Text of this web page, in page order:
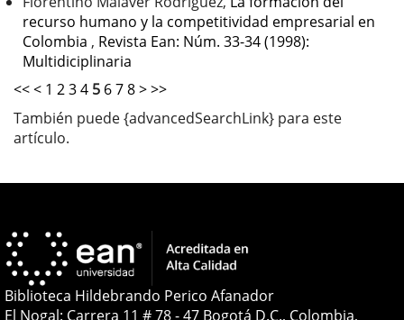
recurso humano y la competitividad empresarial en
Colombia , Revista Ean: Núm. 33-34 (1998):
Multidiciplinaria
<<< 1 234 5 678>>>
También puede {advancedSearchLink} para este
artículo.
Biblioteca Hildebrando Perico Afanador
El Nogal: Carrera 11 # 78 - 47 Bogotá D.C., Colombia,